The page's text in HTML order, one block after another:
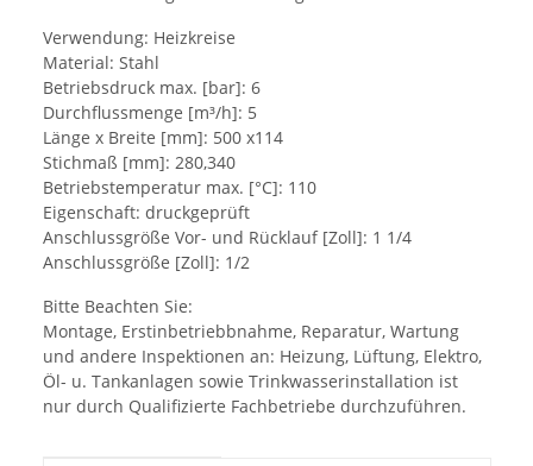
Verwendung: Heizkreise
Material: Stahl
Betriebsdruck max. [bar]: 6
Durchflussmenge [m³/h]: 5
Länge x Breite [mm]: 500 x114
Stichmaß [mm]: 280,340
Betriebstemperatur max. [°C]: 110
Eigenschaft: druckgeprüft
Anschlussgröße Vor- und Rücklauf [Zoll]: 1 1/4
Anschlussgröße [Zoll]: 1/2
Bitte Beachten Sie:
Montage, Erstinbetriebbnahme, Reparatur, Wartung
und andere Inspektionen an: Heizung, Lüftung, Elektro,
Öl- u. Tankanlagen sowie Trinkwasserinstallation ist
nur durch Qualifizierte Fachbetriebe durchzuführen.